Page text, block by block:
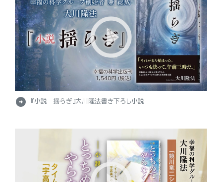
arrow_circle_right 『小説 揺らぎ』大川隆法書き下ろし小説